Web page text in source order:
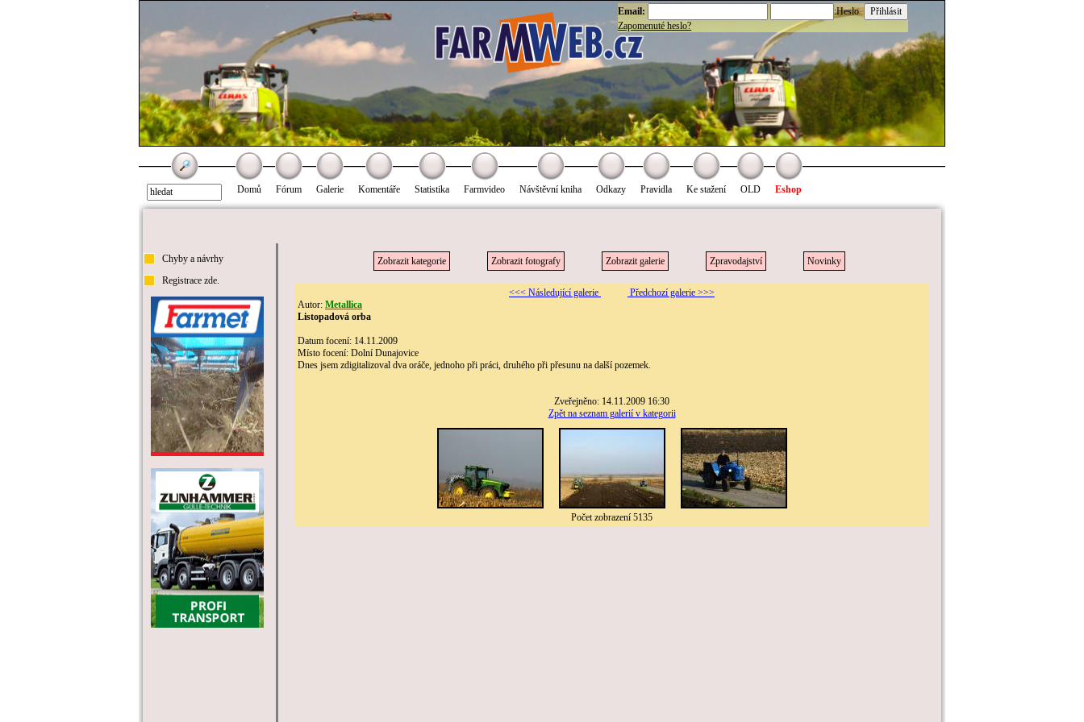
Email:
:Heslo
Zapomenuté heslo?
Domů Fórum Galerie Komentáře Statistika Farmvideo Návštěvní kniha Odkazy Pravidla Ke stažení OLD Eshop
Chyby a návrhy
Registrace zde.
Zobrazit kategorie Zobrazit fotografy Zobrazit galerie Zpravodajství Novinky
<<< Následující galerie
Předchozí galerie >>>
Autor: Metallica
Listopadová orba
Datum focení: 14.11.2009
Místo focení: Dolní Dunajovice
Dnes jsem zdigitalizoval dva oráče, jednoho při práci, druhého při přesunu na další pozemek.
Zveřejněno: 14.11.2009 16:30
Zpět na seznam galerií v kategorii
Počet zobrazení 5135